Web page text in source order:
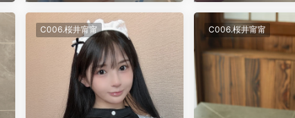
C006.桜井甯甯 C006.桜井甯甯